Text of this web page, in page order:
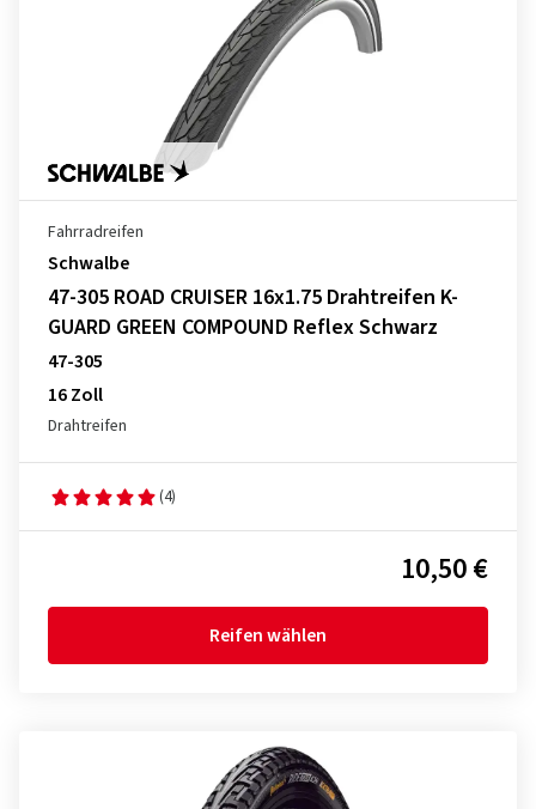
Fahrradreifen
Schwalbe
47-305 ROAD CRUISER 16x1.75 Drahtreifen K-
GUARD GREEN COMPOUND Reflex Schwarz
47-305
16 Zoll
Drahtreifen
(4)
10,50 €
Reifen wählen